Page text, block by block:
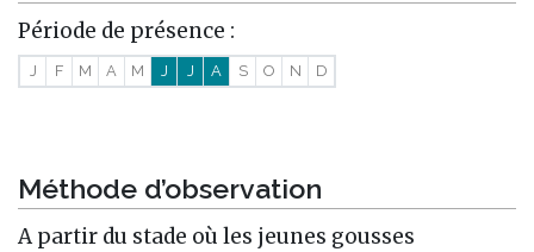
Période de présence :
J F M A M J J A S O N D
Méthode d’observation
A partir du stade où les jeunes gousses